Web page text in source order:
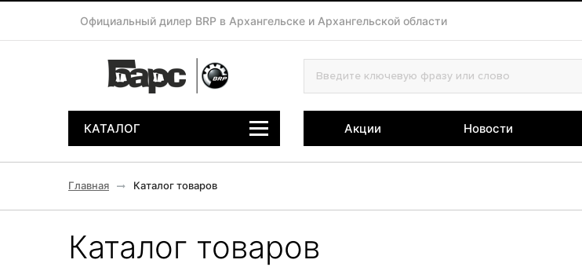
Официальный дилер BRP в Архангельске и Архангельской области
КАТАЛОГ Акции Новости
Главная Каталог товаров
Каталог товаров